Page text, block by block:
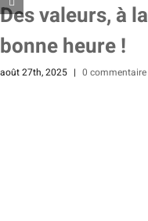
Des valeurs, à la
bonne heure !
août 27th, 2025 | 0 commentaire